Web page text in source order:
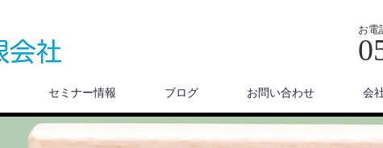
お電
セミナー情報 ブログ お問い合わせ 会